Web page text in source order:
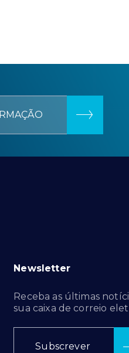
Newsletter
Receba as últimas
sua caixa de correio
Subscrever